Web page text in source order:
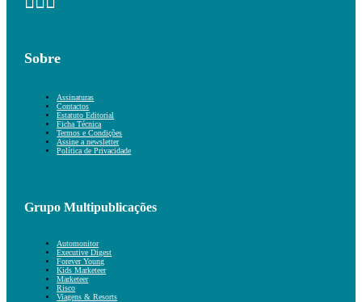
Sobre
Assinaturas
Contactos
Estatuto Editorial
Ficha Técnica
Termos e Condições
Assine a newsletter
Política de Privacidade
Grupo Multipublicações
Automonitor
Executive Digest
Forever Young
Kids Marketeer
Marketeer
Risco
Viagens & Resorts